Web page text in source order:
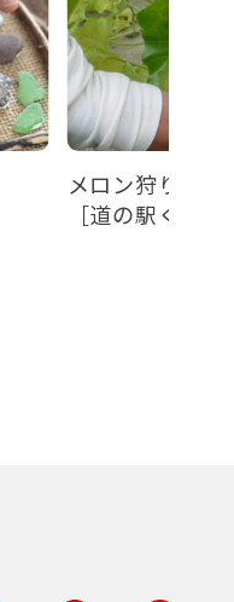
メロン狩り体験
［道の駅くみ